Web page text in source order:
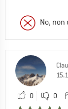
No,
0 0